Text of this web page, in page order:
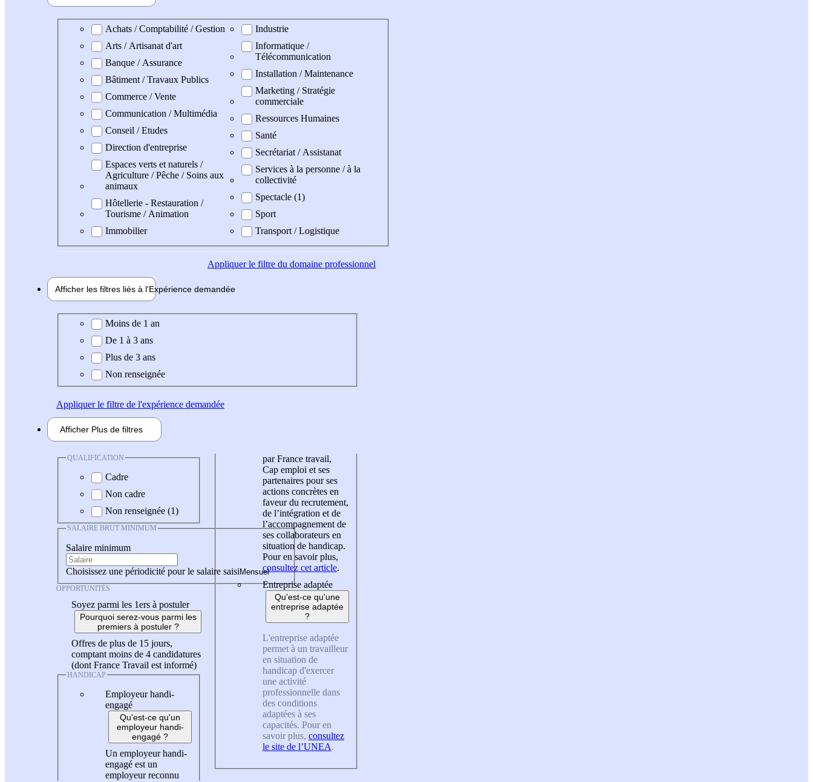
Domaine professionel
Achats / Comptabilité / Gestion
Arts / Artisanat d'art
Banque / Assurance
Bâtiment / Travaux Publics
Commerce / Vente
Communication / Multimédia
Conseil / Etudes
Direction d'entreprise
Espaces verts et naturels /
Agriculture / Pêche / Soins aux
animaux
Hôtellerie - Restauration /
Tourisme / Animation
Immobilier
Industrie
Informatique /
Télécommunication
Installation / Maintenance
Marketing / Stratégie
commerciale
Ressources Humaines
Santé
Secrétariat / Assistanat
Services à la personne / à la
collectivité
Spectacle (1)
Sport
Transport / Logistique
Appliquerle filtre du domaine professionnel
Afficher les filtres liés à l'Expérience demandée
Expérience demandée
Moins de 1 an
De 1 à 3 ans
Plus de 3 ans
Non renseignée
Appliquerle filtre de l'expérience demandée
Afficher Plus de filtres
QUALIFICATION
Cadre
Non cadre
Non renseignée (1)
SALAIRE BRUT MINIMUM
Salaire minimum
Choisissez une périodicité pour le salaire saisi
OPPORTUNITÉS
Soyez parmi les 1ers à postuler
Pourquoi serez-vous parmi les
premiers à postuler ?
Offres de plus de 15 jours,
comptant moins de 4 candidatures
(dont France Travail est informé)
HANDICAP
Employeur handi-
engagé
Qu'est-ce qu'un
employeur handi-
engagé ?
Un employeur handi-
engagé est un
employeur reconnu
par France travail,
Cap emploi et ses
partenaires pour ses
actions concrètes en
faveur du recrutement,
de l’intégration et de
l’accompagnement de
ses collaborateurs en
situation de handicap.
Pour en savoir plus,
consultez cet article.
Entreprise adaptée
Qu'est-ce qu'une
entreprise adaptée
?
L'entreprise adaptée
permet à un travailleur
en situation de
handicap d'exercer
une activité
professionnelle dans
des conditions
adaptées à ses
capacités. Pour en
savoir plus, consultez
le site de l’UNEA.